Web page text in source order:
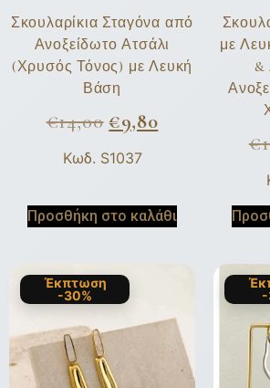
Σκουλαρίκια Σταγόνα από
Ανοξείδωτο Ατσάλι
(Χρυσός Τόνος) με Λευκή
Βάση
€14,00 €9,80
Κωδ. S1037
Προσθήκη στο καλάθι
με
&
€
Έκπτωση
-30%
-